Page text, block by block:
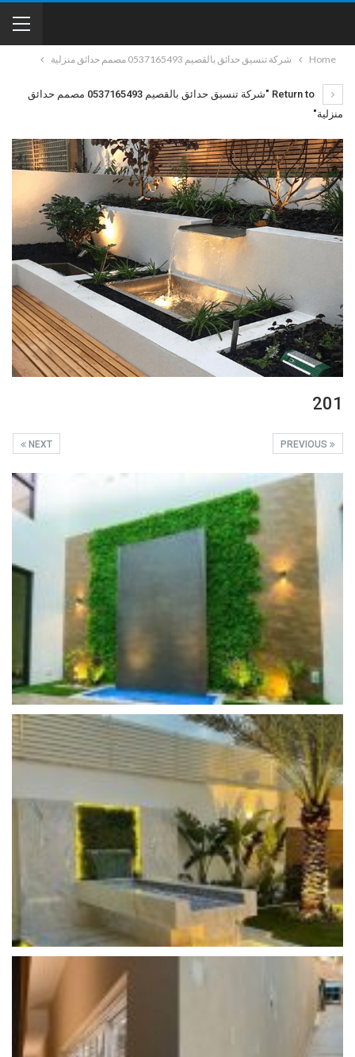
Home شركة تنسيق حدائق بالقصيم 0537165493 مصمم حدائق منزلية
Return to "شركة تنسيق حدائق بالقصيم 0537165493 مصمم حدائق
منزلية"
201
NEXT